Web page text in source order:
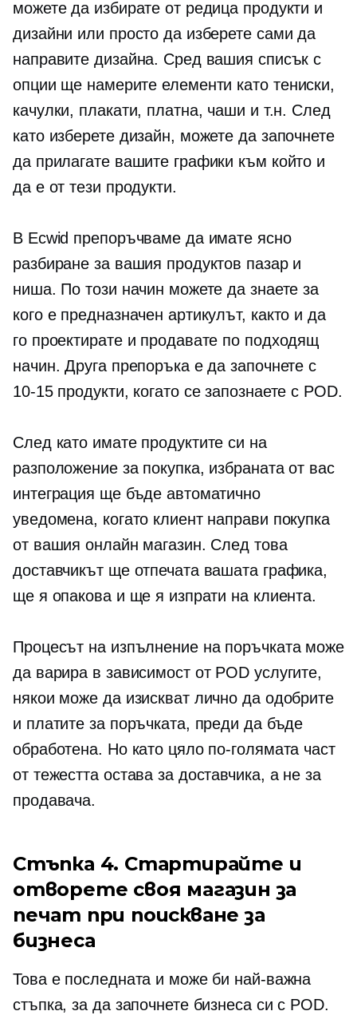
можете да избирате от редица продукти и
дизайни или просто да изберете сами да
направите дизайна. Сред вашия списък с
опции ще намерите елементи като тениски,
качулки, плакати, платна, чаши и т.н. След
като изберете дизайн, можете да започнете
да прилагате вашите графики към който и
да е от тези продукти.
В Ecwid препоръчваме да имате ясно
разбиране за вашия продуктов пазар и
ниша. По този начин можете да знаете за
кого е предназначен артикулът, както и да
го проектирате и продавате по подходящ
начин. Друга препоръка е да започнете с
10-15продукти, когато се запознаете с POD.
След като имате продуктите си на
разположение за покупка, избраната от вас
интеграция ще бъде автоматично
уведомена, когато клиент направи покупка
от вашия онлайн магазин. След това
доставчикът ще отпечата вашата графика,
ще я опакова и ще я изпрати на клиента.
Процесът на изпълнение на поръчката може
да варира в зависимост от POD услугите,
някои може да изискват лично да одобрите
и платите за поръчката, преди да бъде
обработена. Но като цяло по-голямата част
от тежестта остава за доставчика, а не за
продавача.
Стъпка 4. Стартирайте и
отворете своя магазин за
печат при поискване за
бизнеса
Това е последната и може би най-важна
стъпка, за да започнете бизнеса си с POD.